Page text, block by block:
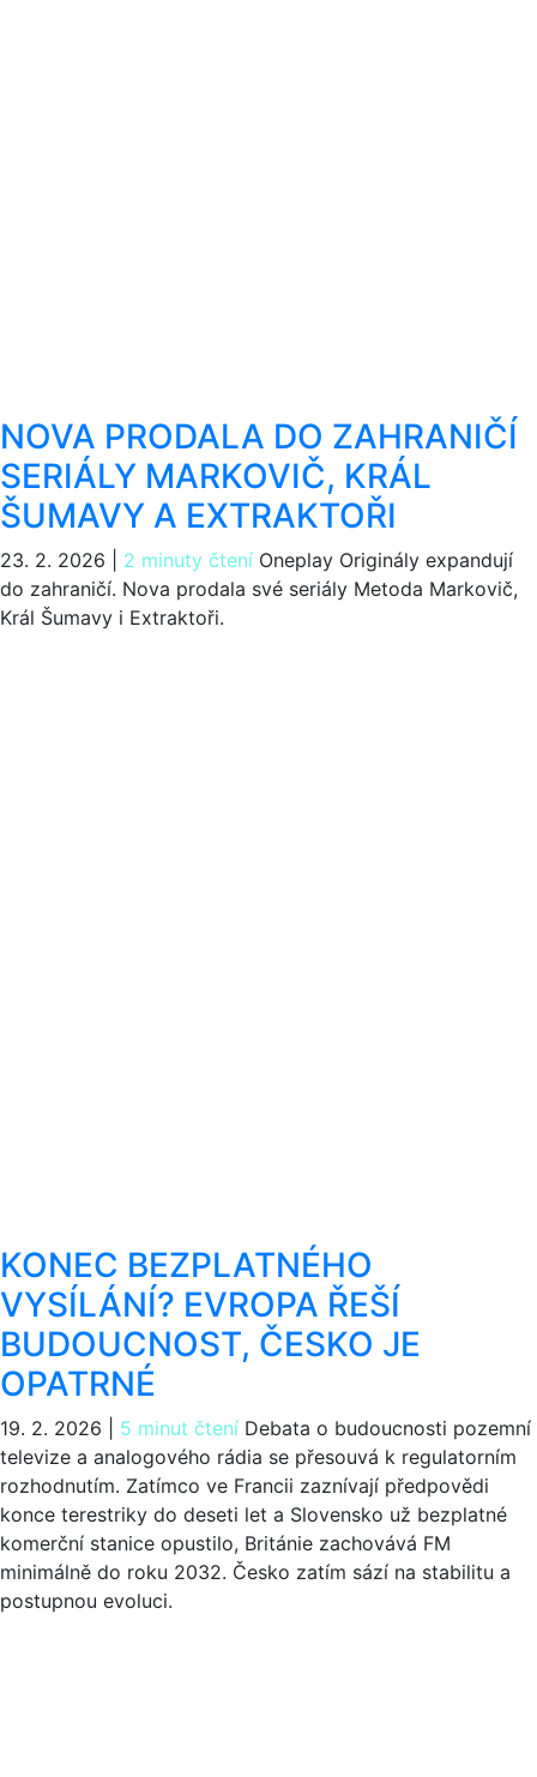
NOVA PRODALA DO ZAHRANIČÍ
SERIÁLY MARKOVIČ, KRÁL
ŠUMAVY A EXTRAKTOŘI
23. 2. 2026 2 minuty čtení Oneplay Originály expandují
do zahraničí. Nova prodala své seriály Metoda Markovič,
Král Šumavy i Extraktoři.
KONEC BEZPLATNÉHO
VYSÍLÁNÍ? EVROPA ŘEŠÍ
BUDOUCNOST, ČESKO JE
OPATRNÉ
19. 2. 2026 5 minut čtení Debata o budoucnosti pozemní
televize a analogového rádia se přesouvá k regulatorním
rozhodnutím. Zatímco ve Francii zaznívají předpovědi
konce terestriky do deseti let a Slovensko už bezplatné
komerční stanice opustilo, Británie zachovává FM
minimálně do roku 2032. Česko zatím sází na stabilitu a
postupnou evoluci.